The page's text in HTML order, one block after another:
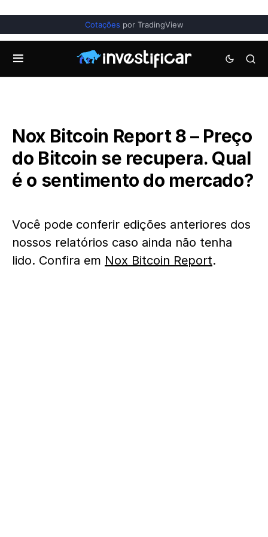
Cotações por TradingView
Nox Bitcoin Report 8 – Preço
do Bitcoin se recupera. Qual
é o sentimento do mercado?
Você pode conferir edições anteriores dos
nossos relatórios caso ainda não tenha
lido. Confira em Nox Bitcoin Report.